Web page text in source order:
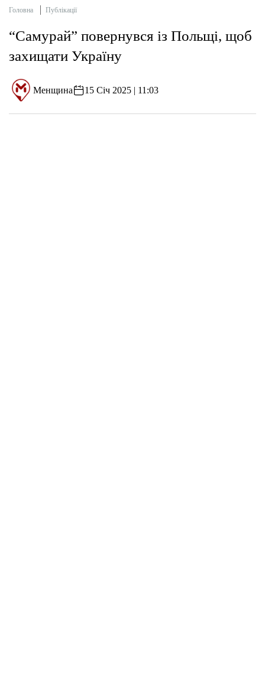
Головна Публікації
“Самурай” повернувся із Польщі, щоб
захищати Україну
Менщина 15 Січ 2025 | 11:03